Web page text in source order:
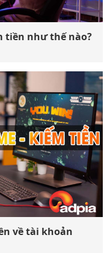
tiền như thế nào?
về tài khoản